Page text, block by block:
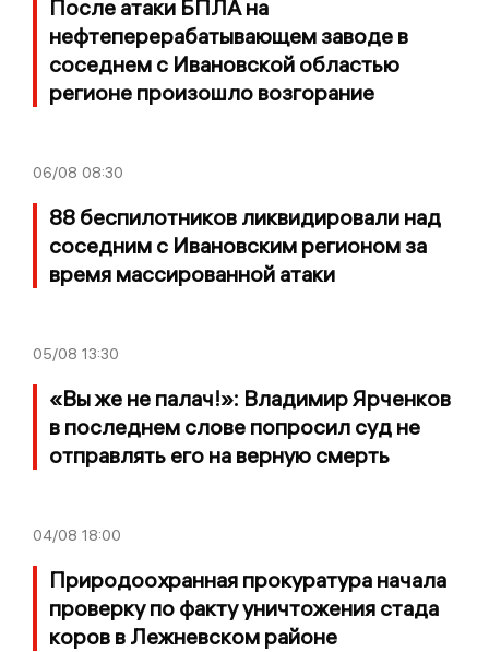
После атаки БПЛА на
нефтеперерабатывающем заводе в
соседнем с Ивановской областью
регионе произошло возгорание
06/08 08:30
88 беспилотников ликвидировали над
соседним с Ивановским регионом за
время массированной атаки
05/08 13:30
«Вы же не палач!»: Владимир Ярченков
в последнем слове попросил суд не
отправлять его на верную смерть
04/08 18:00
Природоохранная прокуратура начала
проверку по факту уничтожения стада
коров в Лежневском районе